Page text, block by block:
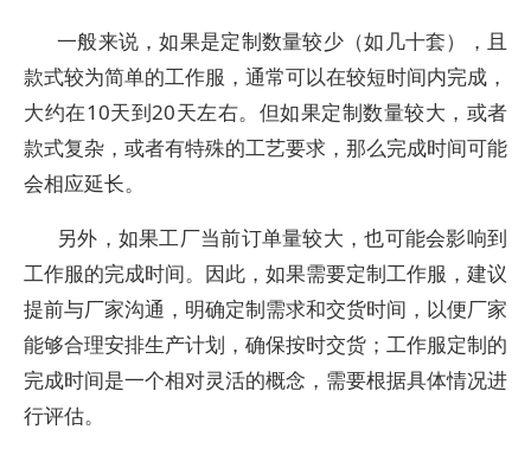
一般来说，如果是定制数量较少（如几十套），且
款式较为简单的工作服，通常可以在较短时间内完成，
大约在10天到20天左右。但如果定制数量较大，或者
款式复杂，或者有特殊的工艺要求，那么完成时间可能
会相应延长。
另外，如果工厂当前订单量较大，也可能会影响到
工作服的完成时间。因此，如果需要定制工作服，建议
提前与厂家沟通，明确定制需求和交货时间，以便厂家
能够合理安排生产计划，确保按时交货；工作服定制的
完成时间是一个相对灵活的概念，需要根据具体情况进
行评估。